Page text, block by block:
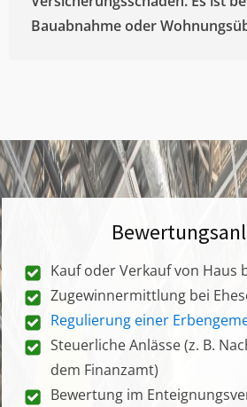
Bauabnahme oder
Kauf oder Verkauf von Haus
Zugewinnermittlung bei
Regulierung einer
Steuerliche Anlässe (z. B.
dem Finanzamt)
Bewertung im